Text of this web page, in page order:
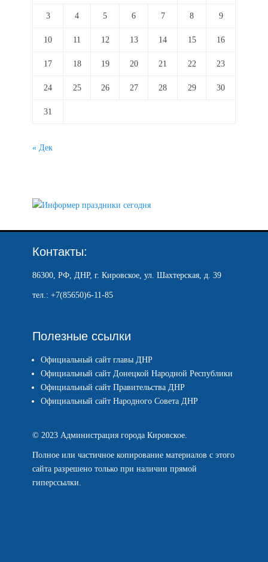
3 4 5 6 7 8 9
10 11 12 13 14 15 16
17 18 19 20 21 22 23
24 25 26 27 28 29 30
31
« Дек
Контакты:
86300, РФ, ДНР, г. Кировское, ул. Шахтерская, д. 39
тел.: +7(85650)6-11-85
Полезные ссылки
Официальный сайт главы ДНР
Официальный сайт Донецкой Народной Республики
Официальный сайт Правительства ДНР
Официальный сайт Народного Совета ДНР
© 2023 Администрация города Кировское.
Полное или частичное копирование материалов с этого
сайта разрешено только при наличии прямой
гиперссылки.